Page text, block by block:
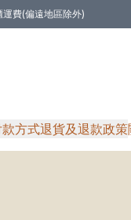
費(偏遠地區除外)
方式退貨及退款政策